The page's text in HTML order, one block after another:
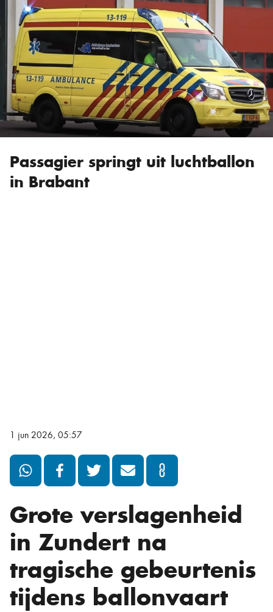
Passagier springt uit luchtballon
in Brabant
1 jun 2026, 05:57
Grote verslagenheid
in Zundert na
tragische gebeurtenis
tijdens ballonvaart